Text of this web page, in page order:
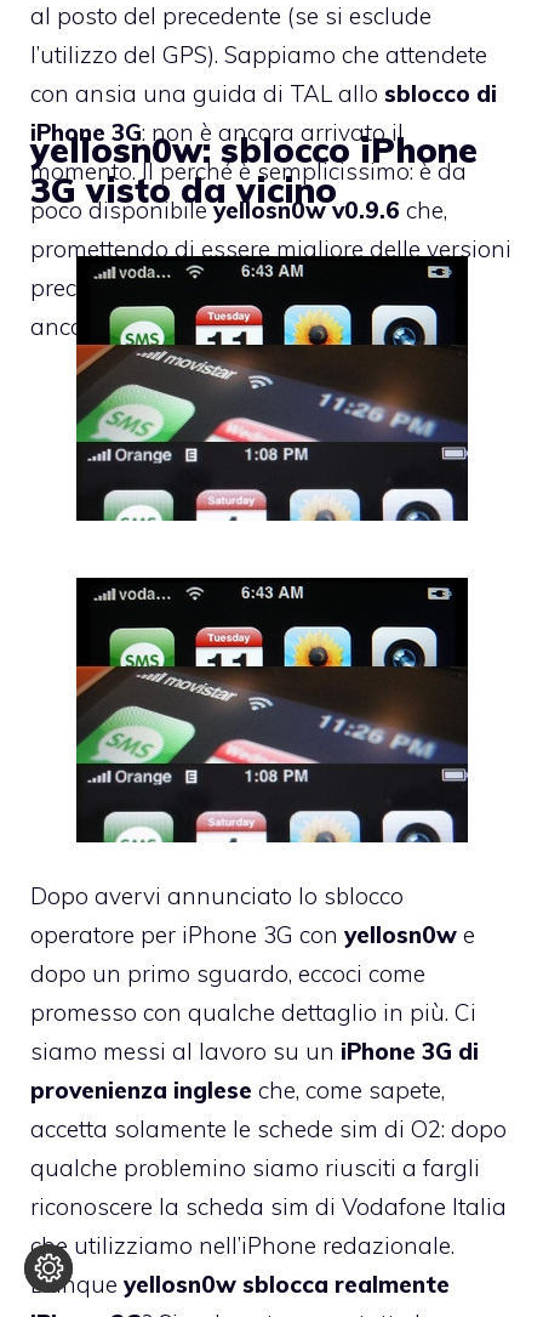
al posto del precedente (se si esclude
l’utilizzo del GPS). Sappiamo che attendete
con ansia una guida di TAL allo sblocco di
iPhone 3G: non è ancora arrivato il
momento. Il perché è semplicissimo: è da
poco disponibileyellosn0w v0.9.6 che,
promettendo di essere migliore delle versioni
precedenti e di risolvere tutti i problemi, è
ancora in beta. Ci sarà da fidarsi?
yellosn0w: sblocco iPhone
3G visto da vicino
Dopo avervi annunciato lo sblocco
operatore per iPhone 3G con yellosn0w e
dopo un primo sguardo, eccoci come
promesso con qualche dettaglio in più. Ci
siamo messi al lavoro su un iPhone 3G di
provenienza inglese che, come sapete,
accetta solamente le schede sim di O2: dopo
qualche problemino siamo riusciti a fargli
riconoscere la scheda sim di Vodafone Italia
che utilizziamo nell’iPhone redazionale.
Dunque yellosn0w sblocca realmente